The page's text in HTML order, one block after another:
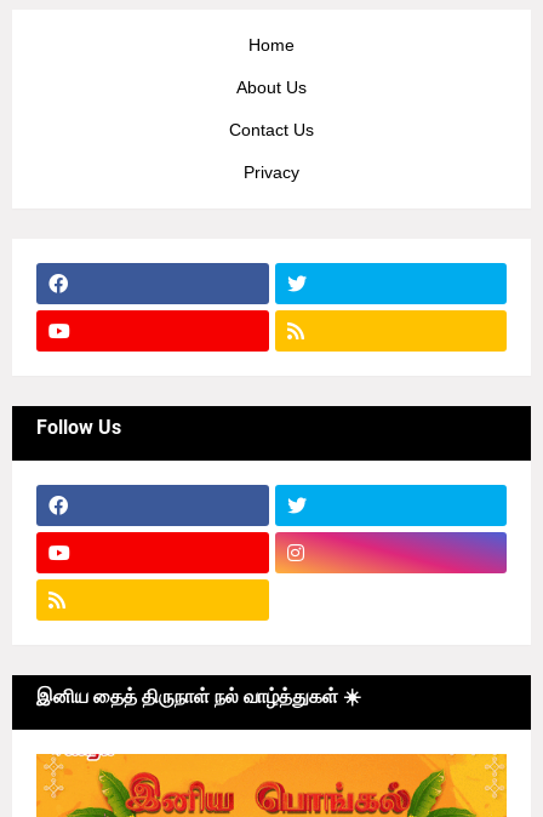
Home
About Us
Contact Us
Privacy
Follow Us
இனிய தைத் திருநாள் நல் வாழ்த்துகள் ☀️